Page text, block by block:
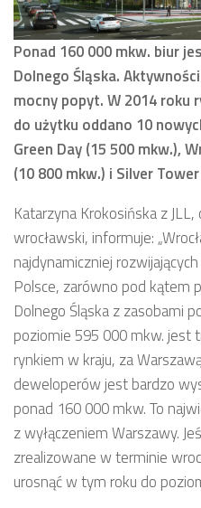
Ponad 160 000 mkw. biur
Dolnego Śląska.
mocny popyt. W 2014 roku
do użytku oddano 10
Green Day (15 500 mkw.),
(10 800 mkw.) i Silver
Katarzyna Krokosińska z
wrocławski, informuje:
najdynamiczniej
Polsce, zarówno pod kątem
Dolnego Śląska z zasobami
poziomie 595 000 mkw. jest
rynkiem w kraju, za
deweloperów jest bardzo
ponad 160 000 mkw. To
z wyłączeniem Warszawy.
zrealizowane w terminie
urosnąć w tym roku do